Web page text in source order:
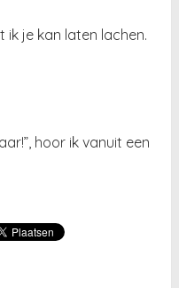
ik je kan laten lachen.
hoor ik vanuit een